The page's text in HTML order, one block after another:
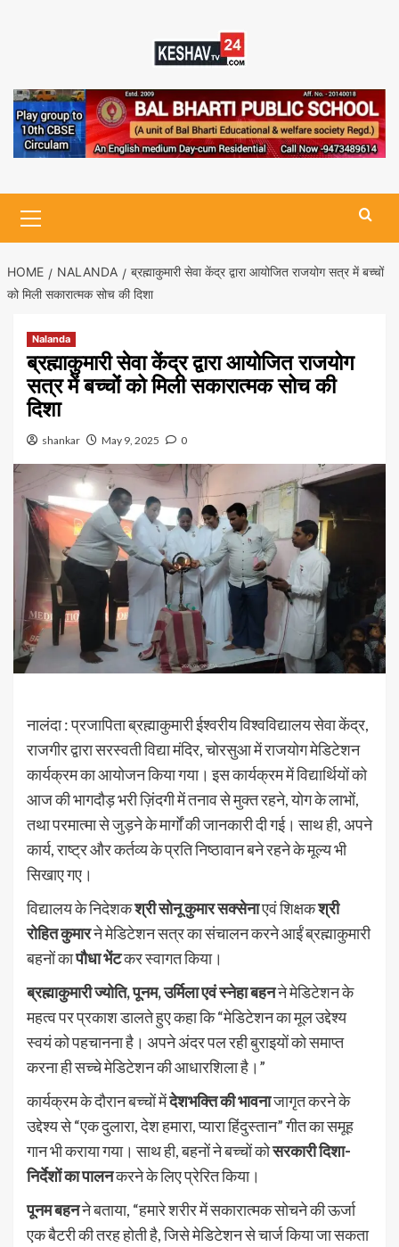
Menu
HOME NALANDA
ब्रह्माकुमारी सेवा केंद्र द्वारा आयोजित राजयोग सत्र में बच्चों
को मिली सकारात्मक सोच की दिशा
Nalanda
ब्रह्माकुमारी सेवा केंद्र द्वारा आयोजित राजयोग
सत्र में बच्चों को मिली सकारात्मक सोच की
दिशा
shankar May 9, 2025 0
नालंदा : प्रजापिता ब्रह्माकुमारी ईश्वरीय विश्वविद्यालय सेवा केंद्र,
राजगीर द्वारा सरस्वती विद्या मंदिर, चोरसुआ में राजयोग मेडिटेशन
कार्यक्रम का आयोजन किया गया। इस कार्यक्रम में विद्यार्थियों को
आज की भागदौड़ भरी ज़िंदगी में तनाव से मुक्त रहने, योग के लाभों,
तथा परमात्मा से जुड़ने के मार्गों की जानकारी दी गई। साथ ही, अपने
कार्य, राष्ट्र और कर्तव्य के प्रति निष्ठावान बने रहने के मूल्य भी
सिखाए गए।
विद्यालय के निदेशकश्री सोनू कुमार सक्सेनाएवं शिक्षकश्री
रोहित कुमारने मेडिटेशन सत्र का संचालन करने आईं ब्रह्माकुमारी
बहनों कापौधा भेंटकर स्वागत किया।
ब्रह्माकुमारी ज्योति, पूनम, उर्मिला एवं स्नेहा बहनने मेडिटेशन के
महत्व पर प्रकाश डालते हुए कहा कि “मेडिटेशन का मूल उद्देश्य
स्वयं को पहचानना है। अपने अंदर पल रही बुराइयों को समाप्त
करना ही सच्चे मेडिटेशन की आधारशिला है।”
कार्यक्रम के दौरान बच्चों मेंदेशभक्ति की भावनाजागृत करने के
उद्देश्य से “एक दुलारा, देश हमारा, प्यारा हिंदुस्तान” गीत का समूह
गान भी कराया गया। साथ ही, बहनों ने बच्चों कोसरकारी दिशा-
निर्देशों का पालनकरने के लिए प्रेरित किया।
पूनम बहनने बताया, “हमारे शरीर में सकारात्मक सोचने की ऊर्जा
एक बैटरी की तरह होती है, जिसे मेडिटेशन से चार्ज किया जा सकता